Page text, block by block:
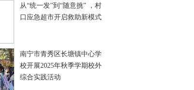
从“统一发”到“随意挑” ，村
口应急超市开启救助新模式
南宁市青秀区长塘镇中心学
校开展2025年秋季学期校外
综合实践活动